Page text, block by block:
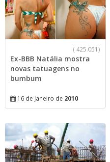
(425.051)
Ex-BBB Natália mostra
novas tatuagens no
bumbum
16 de Janeiro de 2010